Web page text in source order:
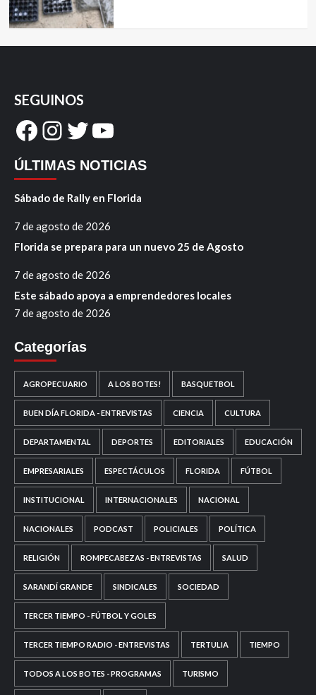
SEGUINOS
Facebook
Instagram
Twitter
YouTube
ÚLTIMAS NOTICIAS
Sábado de Rally en Florida
7 de agosto de 2026
Florida se prepara para un nuevo 25 de Agosto
7 de agosto de 2026
Este sábado apoya a emprendedores locales
7 de agosto de 2026
Categorías
AGROPECUARIO A LOS BOTES! BASQUETBOL
BUEN DÍA FLORIDA - ENTREVISTAS CIENCIA CULTURA
DEPARTAMENTAL DEPORTES EDITORIALES EDUCACIÓN
EMPRESARIALES ESPECTÁCULOS FLORIDA FÚTBOL
INSTITUCIONAL INTERNACIONALES NACIONAL
NACIONALES PODCAST POLICIALES POLÍTICA
RELIGIÓN ROMPECABEZAS - ENTREVISTAS SALUD
SARANDÍ GRANDE SINDICALES SOCIEDAD
TERCER TIEMPO - FÚTBOL Y GOLES
TERCER TIEMPO RADIO - ENTREVISTAS TERTULIA TIEMPO
TODOS A LOS BOTES - PROGRAMAS TURISMO